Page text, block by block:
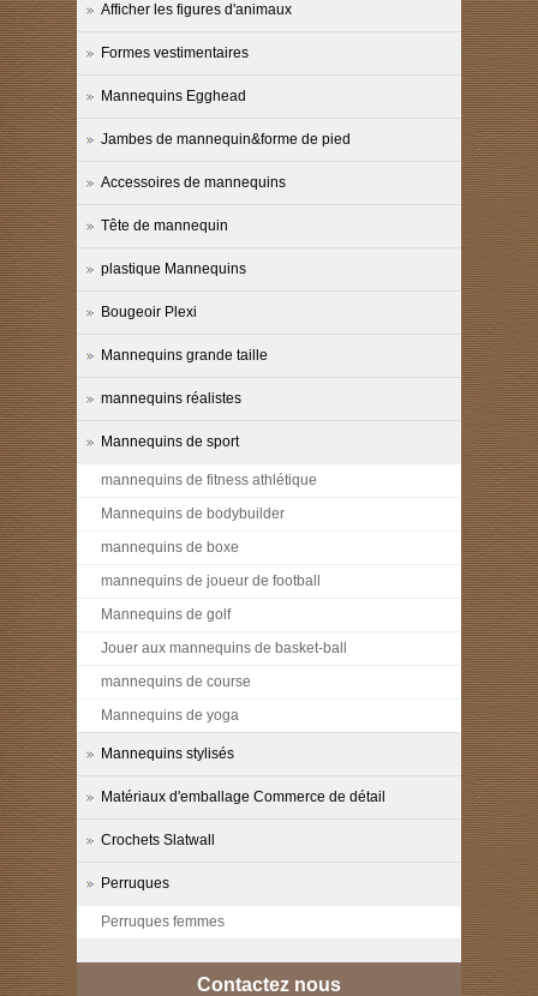
Afficher les figures d'animaux
Formes vestimentaires
Mannequins Egghead
Jambes de mannequin&forme de pied
Accessoires de mannequins
Tête de mannequin
plastique Mannequins
Bougeoir Plexi
Mannequins grande taille
mannequins réalistes
Mannequins de sport
mannequins de fitness athlétique
Mannequins de bodybuilder
mannequins de boxe
mannequins de joueur de football
Mannequins de golf
Jouer aux mannequins de basket-ball
mannequins de course
Mannequins de yoga
Mannequins stylisés
Matériaux d'emballage Commerce de détail
Crochets Slatwall
Perruques
Perruques femmes
Contactez nous